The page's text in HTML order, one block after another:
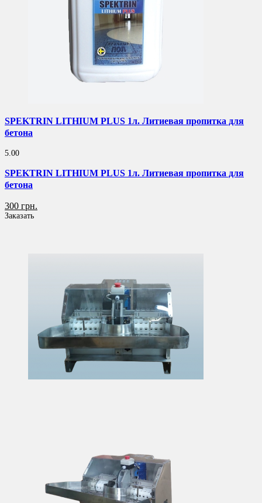
SPEKTRIN LITHIUM PLUS 1л. Литиевая пропитка для
бетона
5.00
SPEKTRIN LITHIUM PLUS 1л. Литиевая пропитка для
бетона
300 грн.
Заказать